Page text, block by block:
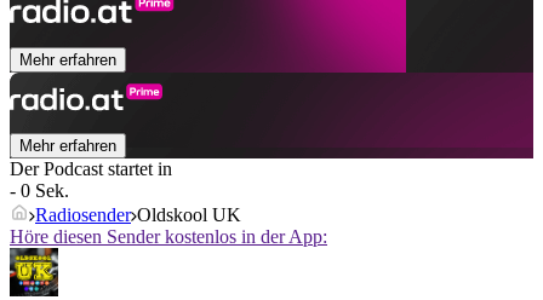
Mehr erfahren
Mehr erfahren
Der Podcast startet in
- 0 Sek.
Radiosender Oldskool UK
Höre diesen Sender kostenlos in der App: